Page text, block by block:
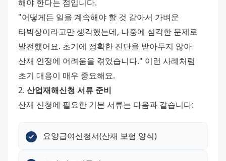
해야 한다는 점입니다.
"어떻게든 일을 계속해야 할 것 같아서 가벼운
타박상이라고만 생각했는데, 나중에 심각한 문제로
발전했어요. 초기에 정확한 진단을 받아두지 않아
산재 인정에 어려움을 겪었습니다." 이런 사례처럼
초기 대응이 매우 중요해요.
2. 산업재해신청 서류 준비
산재 신청에 필요한 기본 서류는 다음과 같습니다:
요양급여신청서(산재 보험 양식)